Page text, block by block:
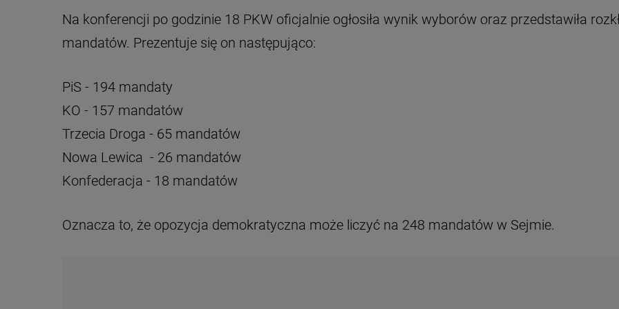
Na konferencji po godzinie 18 PKW oficjalnie ogłosiła wynik wyborów oraz przedstawiła
mandatów. Prezentuje się on następująco:
PiS - 194 mandaty
KO - 157 mandatów
Trzecia Droga - 65 mandatów
Nowa Lewica - 26 mandatów
Konfederacja - 18 mandatów
Oznacza to, że opozycja demokratyczna może liczyć na 248 mandatów w Sejmie.